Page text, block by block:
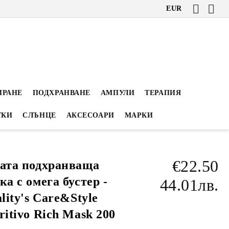
EUR
ПОДХРАНВАНЕ АМПУЛИ ТЕРАПИЯ
СЛЪНЦЕ АКСЕСОАРИ МАРКИ
подхранваща
с омега бустер -
Care&Style
Rich Mask 200
€22.50
44.01лв.